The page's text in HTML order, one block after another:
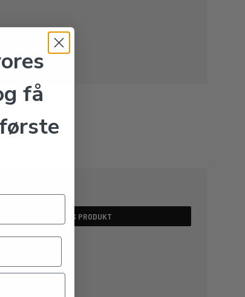
DKK
VIS PRODUKT
få